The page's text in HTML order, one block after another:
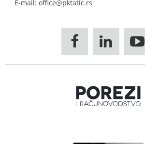
E-mail: office@pktatic.rs
  